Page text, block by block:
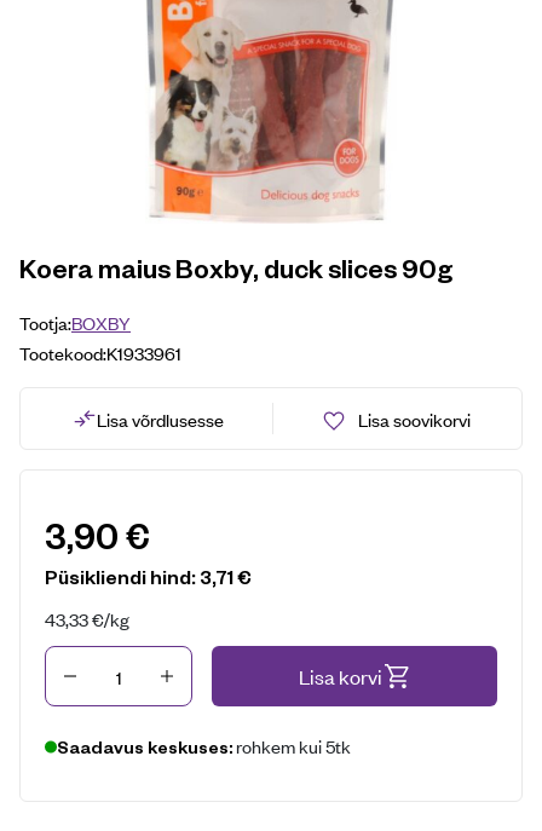
Koera maius Boxby, duck slices 90g
Tootja:BOXBY
Tootekood:K1933961
Lisa võrdlusesse Lisa soovikorvi
3,90€
Püsikliendi hind:3,71€
43,33€/kg
Kogus Lisa korvi
Saadavus keskuses: rohkem kui 5tk